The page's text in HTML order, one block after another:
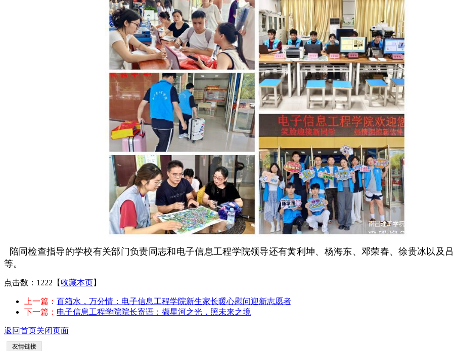
陪同检查指导的学校有关部门负责同志和电子信息工程学院领导还有黄利坤、杨海东、邓荣春、徐贵冰以及
等。
点击数：1222 【收藏本页】
上一篇： 百箱水，万分情：电子信息工程学院新生家长暖心慰问迎新志愿者
下一篇： 电子信息工程学院院长寄语：撷星河之光，照未来之境
返回首页关闭页面
友情链接